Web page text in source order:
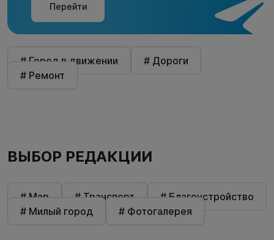
Перейти
# Город в движении
# Дороги
# Ремонт
ВЫБОР РЕДАКЦИИ
# Мэр # Транспорт
# Благоустройство
# Милый город
# Фотогалерея